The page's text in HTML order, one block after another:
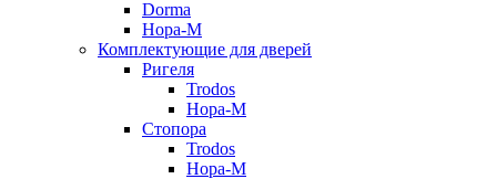
Dorma
Нора-М
Комплектующие для дверей
Ригеля
Trodos
Нора-М
Стопора
Trodos
Нора-М